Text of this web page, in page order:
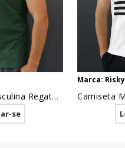
Camiseta Masculina Regata Machão Basic Verde [2010040]
se
Marca: Risky